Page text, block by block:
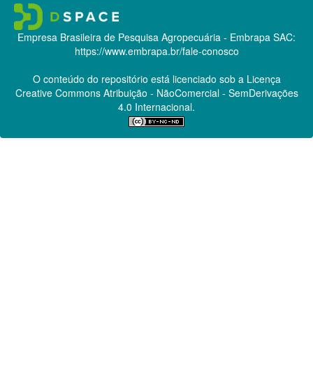
Empresa Brasileira de Pesquisa Agropecuária - Embrapa SAC:
https://www.embrapa.br/fale-conosco
O conteúdo do repositório está licenciado sob a Licença
Creative CommonsAtribuição - NãoComercial - SemDerivações
4.0 Internacional.